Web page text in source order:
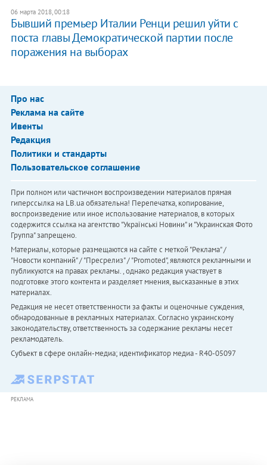
06 марта 2018, 00:18
Бывший премьер Италии Ренци решил уйти с
поста главы Демократической партии после
поражения на выборах
Про нас
Реклама на сайте
Ивенты
Редакция
Политики и стандарты
Пользовательское соглашение
При полном или частичном воспроизведении материалов прямая
гиперссылка на LB.ua обязательна! Перепечатка, копирование,
воспроизведение или иное использование материалов, в которых
содержится ссылка на агентство "Українськi Новини" и "Украинская Фото
Группа" запрещено.
Материалы, которые размещаются на сайте с меткой "Реклама" /
"Новости компаний" / "Пресрелиз" / "Promoted", являются рекламными и
публикуются на правах рекламы. , однако редакция участвует в
подготовке этого контента и разделяет мнения, высказанные в этих
материалах.
Редакция не несет ответственности за факты и оценочные суждения,
обнародованные в рекламных материалах. Согласно украинскому
законодательству, ответственность за содержание рекламы несет
рекламодатель.
Субъект в сфере онлайн-медиа; идентификатор медиа - R40-05097
РЕКЛАМА